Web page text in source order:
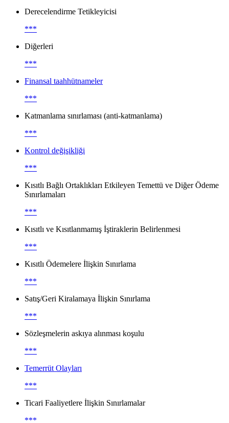
Derecelendirme Tetikleyicisi
***
Diğerleri
***
Finansal taahhütnameler
***
Katmanlama sınırlaması (anti-katmanlama)
***
Kontrol değişikliği
***
Kısıtlı Bağlı Ortaklıkları Etkileyen Temettü ve Diğer Ödeme
Sınırlamaları
***
Kısıtlı ve Kısıtlanmamış İştiraklerin Belirlenmesi
***
Kısıtlı Ödemelere İlişkin Sınırlama
***
Satış/Geri Kiralamaya İlişkin Sınırlama
***
Sözleşmelerin askıya alınması koşulu
***
Temerrüt Olayları
***
Ticari Faaliyetlere İlişkin Sınırlamalar
***